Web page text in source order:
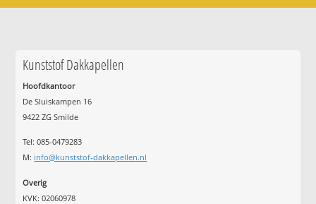
Kunststof Dakkapellen
Hoofdkantoor
De Sluiskampen 16
9422 ZG Smilde
Tel: 085-0479283
M: info@kunststof-dakkapellen.nl
Overig
KVK: 02060978